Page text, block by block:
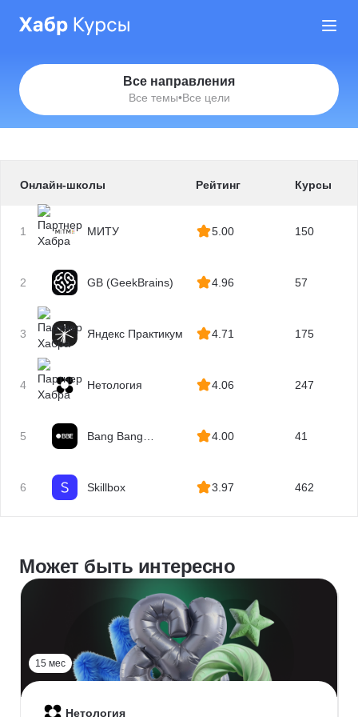
Все направления
Все темы•Все цели
Онлайн-школы Рейтинг Курсы
1 МИТУ 5.00 150
2 GB (GeekBrains) 4.96 57
3 Яндекс Практикум 4.71 175
4 Нетология 4.06 247
5
Bang Bang
4.00 41
6 Skillbox 3.97 462
Может быть интересно
15 мес
Нетология